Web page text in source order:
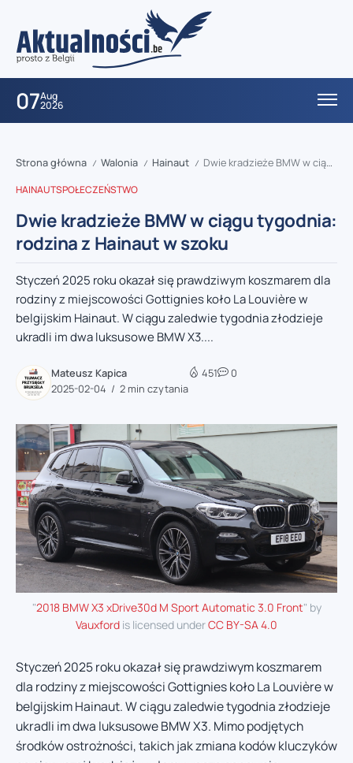
07Aug
2026
Strona główna / Walonia / Hainaut / Dwie kradzieże BMW w ciągu tygodnia: rodzina z Hainaut w szoku
HAINAUTSPOŁECZEŃSTWO
Dwie kradzieże BMW w ciągu tygodnia:
rodzina z Hainaut w szoku
Styczeń 2025 roku okazał się prawdziwym koszmarem dla
rodziny z miejscowości Gottignies koło La Louvière w
belgijskim Hainaut. W ciągu zaledwie tygodnia złodzieje
ukradli im dwa luksusowe BMW X3....
Mateusz Kapica
2025-02-04
2 min czytania
451 0
"2018 BMW X3 xDrive30d M Sport Automatic 3.0 Front" by
Vauxford is licensed underCC BY-SA 4.0
Styczeń 2025 roku okazał się prawdziwym koszmarem
dla rodziny z miejscowości Gottignies koło La Louvière w
belgijskim Hainaut. W ciągu zaledwie tygodnia złodzieje
ukradli im dwa luksusowe BMW X3. Mimo podjętych
środków ostrożności, takich jak zmiana kodów kluczyków